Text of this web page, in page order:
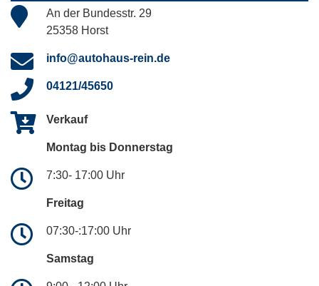
An der Bundesstr. 29
25358 Horst
info@autohaus-rein.de
04121/45650
Verkauf
Montag bis Donnerstag
7:30- 17:00 Uhr
Freitag
07:30-:17:00 Uhr
Samstag